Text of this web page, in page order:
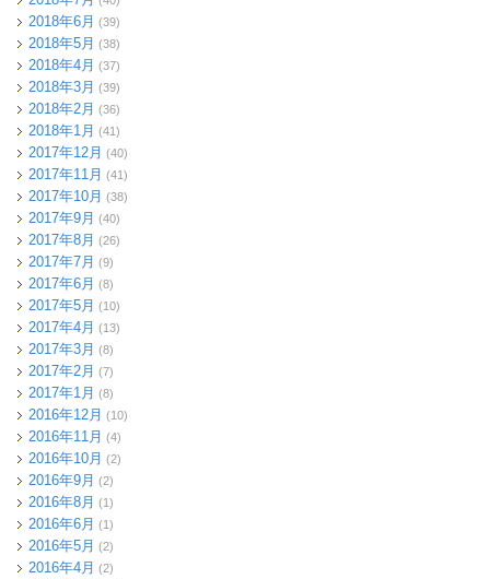
2018年6月 (39)
2018年5月 (38)
2018年4月 (37)
2018年3月 (39)
2018年2月 (36)
2018年1月 (41)
2017年12月 (40)
2017年11月 (41)
2017年10月 (38)
2017年9月 (40)
2017年8月 (26)
2017年7月 (9)
2017年6月 (8)
2017年5月 (10)
2017年4月 (13)
2017年3月 (8)
2017年2月 (7)
2017年1月 (8)
2016年12月 (10)
2016年11月 (4)
2016年10月 (2)
2016年9月 (2)
2016年8月 (1)
2016年6月 (1)
2016年5月 (2)
2016年4月 (2)